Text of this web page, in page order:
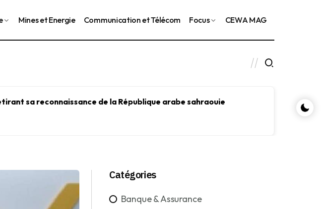
Mines et Energie Communication et Télécom Focus CEWA MAG
sa reconnaissance de la République arabe sahraouie
Le
le
Catégories
Banque & Assurance